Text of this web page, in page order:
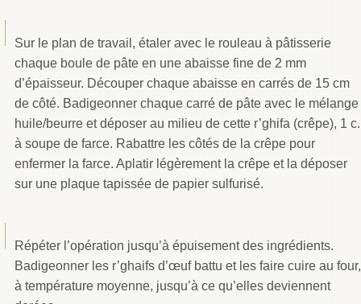
Sur le plan de travail, étaler avec le rouleau à pâtisserie
chaque boule de pâte en une abaisse fine de 2 mm
d’épaisseur. Découper chaque abaisse en carrés de 15 cm
de côté. Badigeonner chaque carré de pâte avec le mélange
huile/beurre et déposer au milieu de cette r’ghifa (crêpe), 1 c.
à soupe de farce. Rabattre les côtés de la crêpe pour
enfermer la farce. Aplatir légèrement la crêpe et la déposer
sur une plaque tapissée de papier sulfurisé.
Répéter l’opération jusqu’à épuisement des ingrédients.
Badigeonner les r’ghaifs d’œuf battu et les faire cuire au four,
à température moyenne, jusqu’à ce qu’elles deviennent